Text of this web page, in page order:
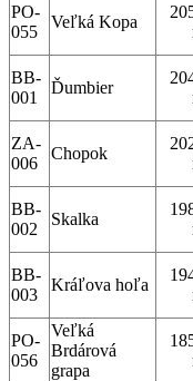
PO-
055
Veľká Kopa
BB-
001
Ďumbier
ZA-
006
Chopok
BB-
002
Skalka
BB-
003
Kráľova hoľa
PO-
056
Veľká
Brdárová
grapa